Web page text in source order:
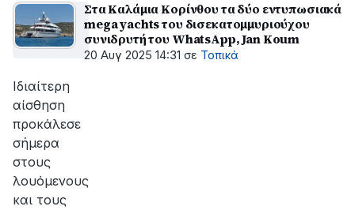
Στα Καλάμια Κορίνθου τα δύο εντυπωσιακά
mega yachts του δισεκατομμυριούχου
συνιδρυτή του WhatsApp, Jan Koum
20 Αυγ 2025 14:31 σε Τοπικά
Ιδιαίτερη
αίσθηση
προκάλεσε
σήμερα
στους
λουόμενους
και τους